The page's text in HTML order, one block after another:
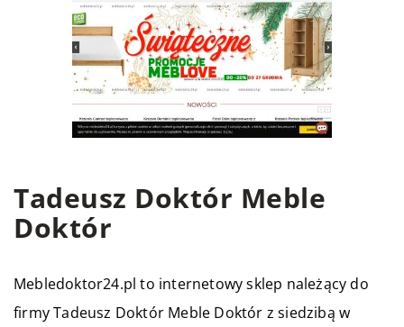
Tadeusz Doktór Meble
Doktór
Mebledoktor24.pl to internetowy sklep należący do
firmy Tadeusz Doktór Meble Doktór z siedzibą w